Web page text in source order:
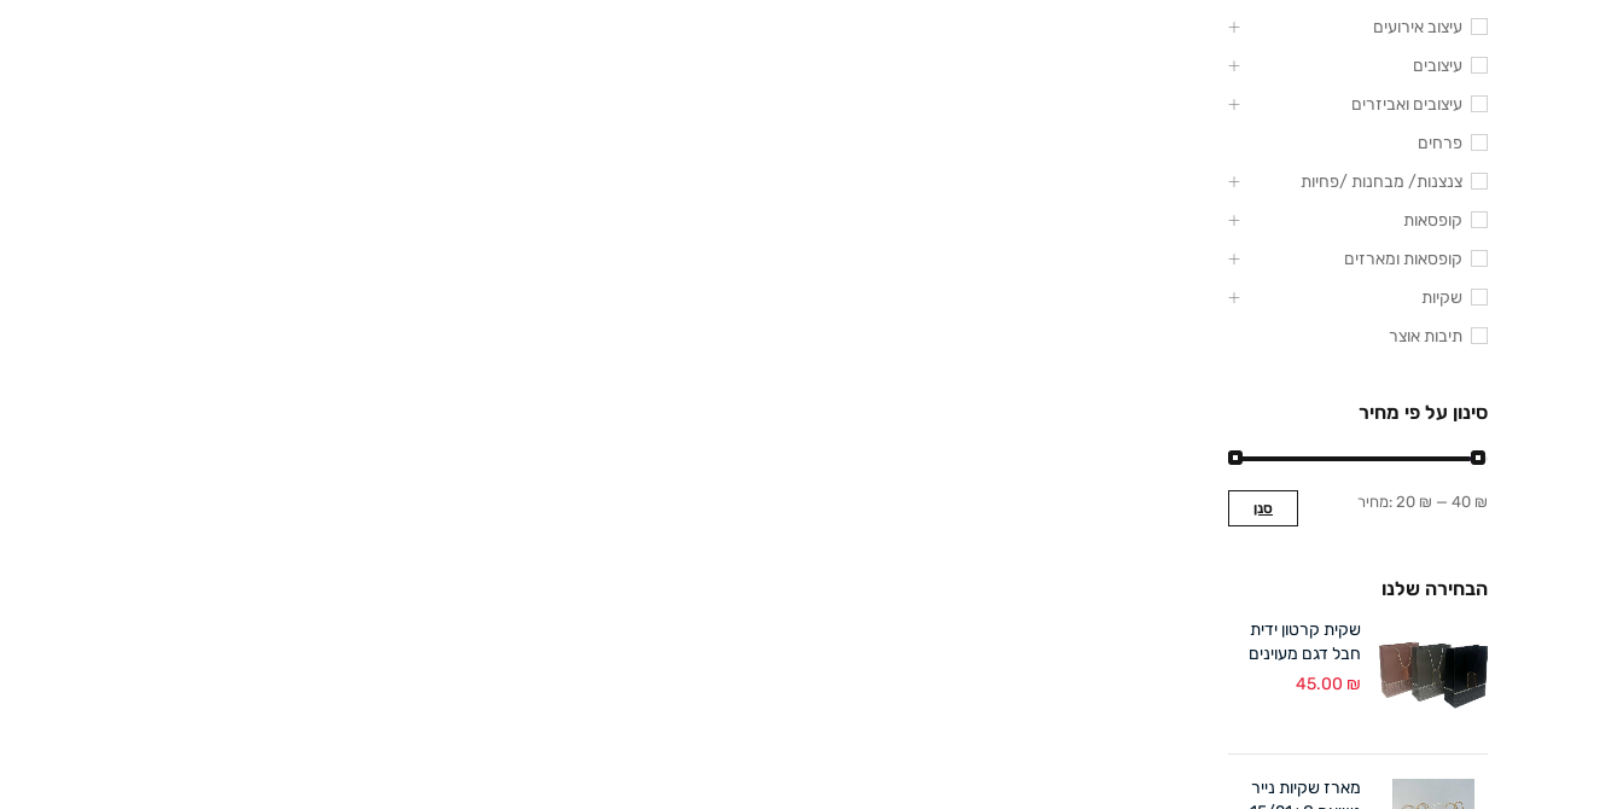
עיצוב אירועים
עיצובים
עיצובים ואביזרים
פרחים
צנצנות/ מבחנות /פחיות
קופסאות
קופסאות ומארזים
שקיות
תיבות אוצר
סינון על פי מחיר
סנן מחיר: 20 ₪ — 40 ₪
הבחירה שלנו
שקית קרטון ידית
חבל דגם מעוינים
45.00 ₪
מארז שקיות נייר